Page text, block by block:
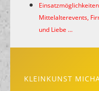
Mittelalterevents,
und Liebe …
KLEINKUNST